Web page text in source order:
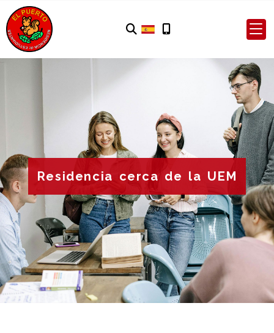
Residencia cerca de la UEM